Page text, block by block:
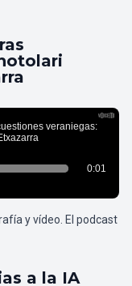
y vídeo. El podcast
a la IA